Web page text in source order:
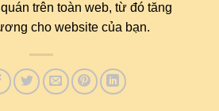
trên toàn web, từ đó tăng
cho website của bạn.